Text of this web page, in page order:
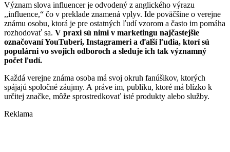
Význam slova influencer je odvodený z anglického výrazu
,,influence,“ čo v preklade znamená vplyv. Ide poväčšine o verejne
známu osobu, ktorá je pre ostatných ľudí vzorom a často im pomáha
rozhodovať sa. V praxi sú nimi v marketingu najčastejšie
označovaní YouTuberi, Instagrameri a ďalší ľudia, ktorí sú
populárni vo svojich odboroch a sleduje ich tak významný
počet ľudí.
Každá verejne známa osoba má svoj okruh fanúšikov, ktorých
spájajú spoločné záujmy. A práve im, publiku, ktoré má blízko k
určitej značke, môže sprostredkovať isté produkty alebo služby.
Reklama